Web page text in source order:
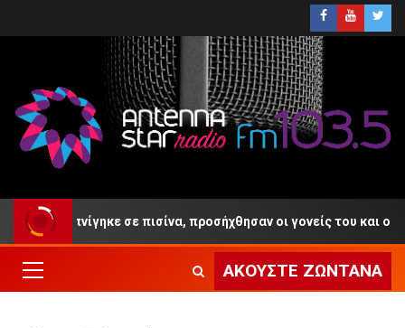
πνίγηκε σε πισίνα, προσήχθησαν οι γονείς του και ο
ΑΚΟΎΣΤΕ ΖΩΝΤΑΝΆ